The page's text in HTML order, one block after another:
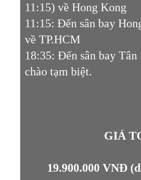
11:15) về Hong Kong
11:15: Đến sân bay
về TP.HCM
18:35: Đến sân bay
chào tạm biệt.
GIÁ
19.900.000 VNĐ